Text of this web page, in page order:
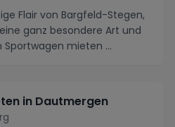
Flair von Bargfeld-Stegen,
ganz besondere Art und
mieten ...
in Dautmergen